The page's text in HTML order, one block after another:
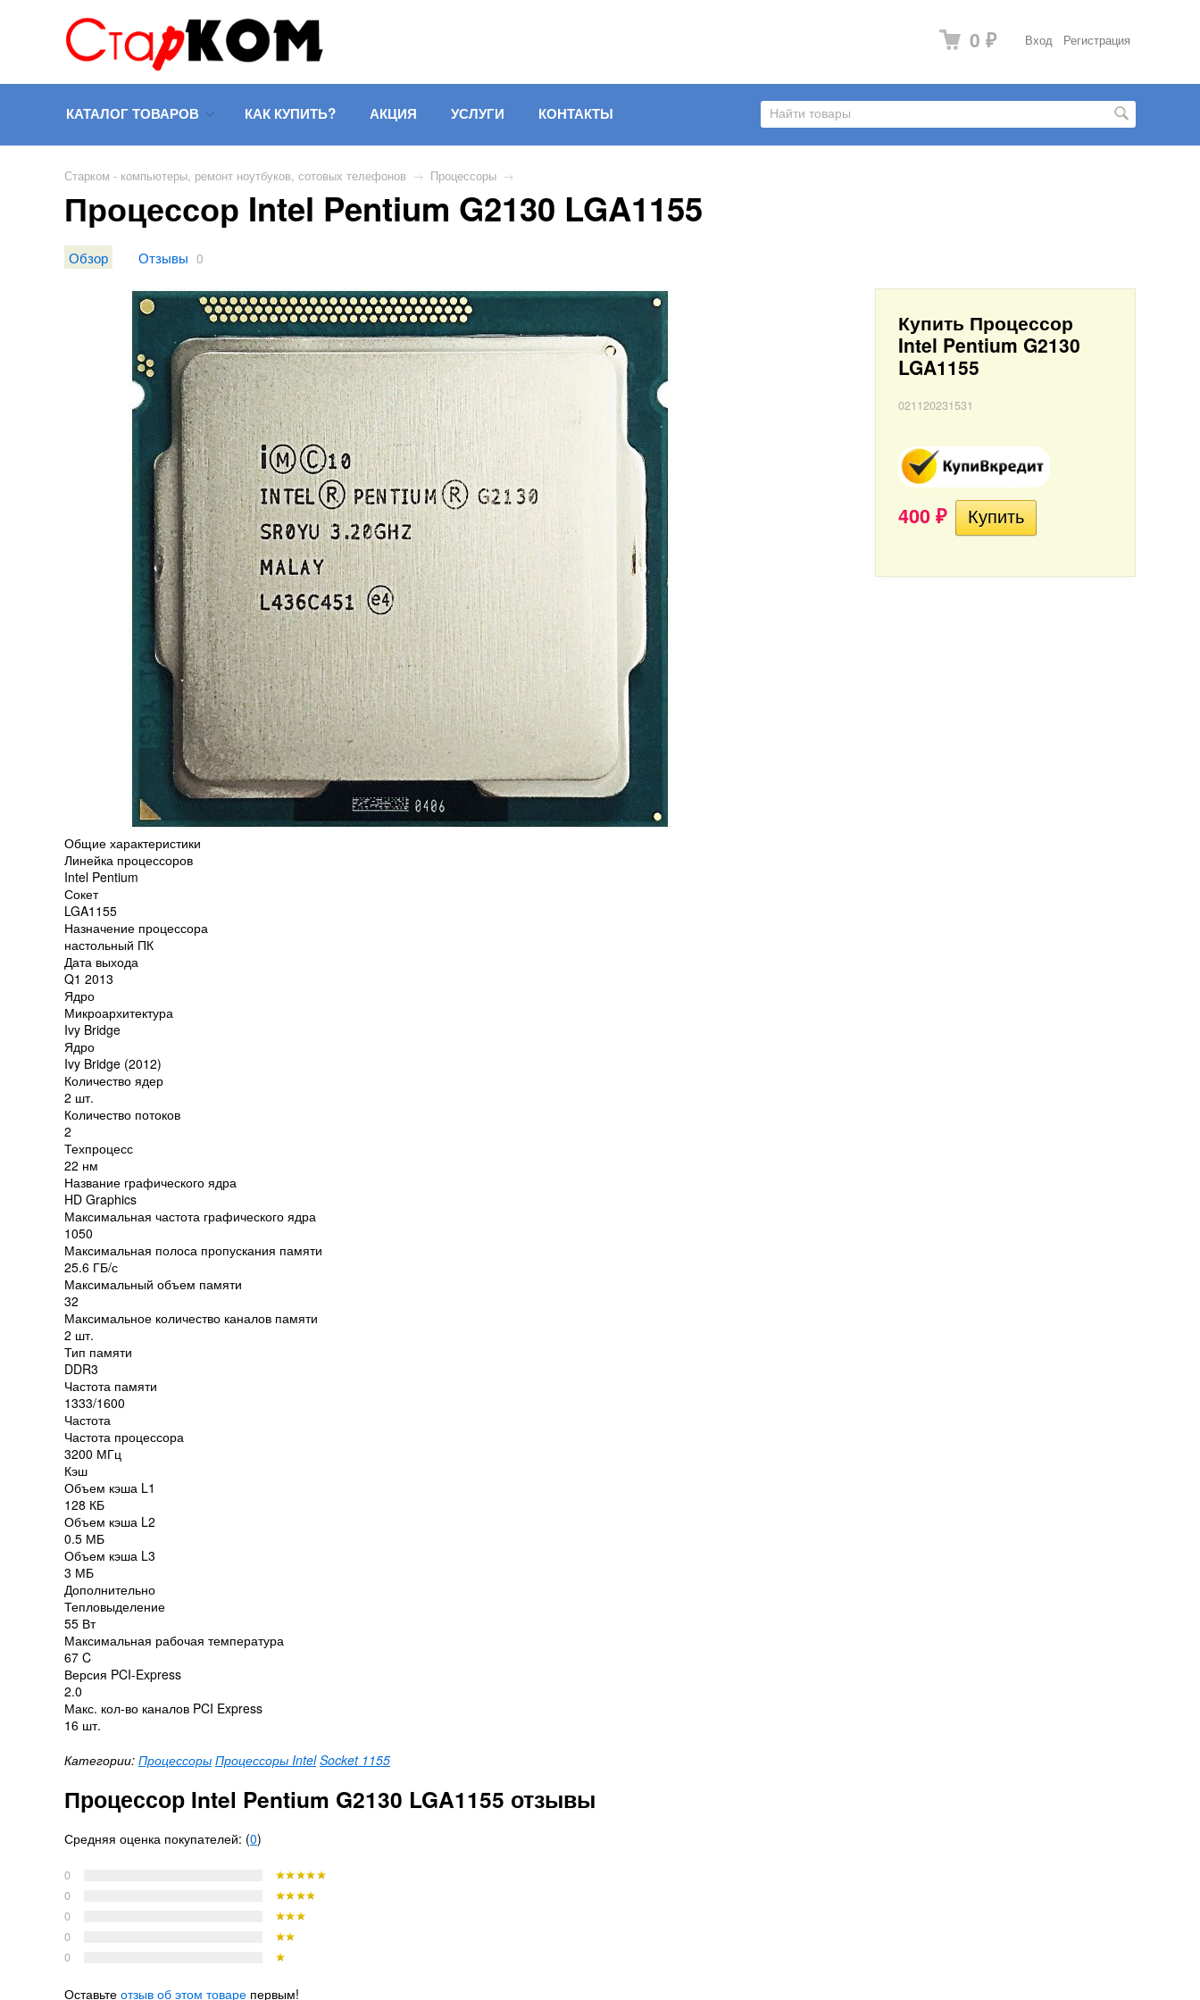
Вход Регистрация
0 ₽
КАТАЛОГ ТОВАРОВ КАК КУПИТЬ? АКЦИЯ УСЛУГИ КОНТАКТЫ
Старком - компьютеры, ремонт ноутбуков, сотовых телефонов → Процессоры →
Процессор Intel Pentium G2130 LGA1155
Обзор Отзывы 0
Купить Процессор
Intel Pentium G2130
LGA1155
021120231531
400 ₽
Общие характеристики
Линейка процессоров
Intel Pentium
Сокет
LGA1155
Назначение процессора
настольный ПК
Дата выхода
Q1 2013
Ядро
Микроархитектура
Ivy Bridge
Ядро
Ivy Bridge (2012)
Количество ядер
2 шт.
Количество потоков
2
Техпроцесс
22 нм
Название графического ядра
HD Graphics
Максимальная частота графического ядра
1050
Максимальная полоса пропускания памяти
25.6 ГБ/с
Максимальный объем памяти
32
Максимальное количество каналов памяти
2 шт.
Тип памяти
DDR3
Частота памяти
1333/1600
Частота
Частота процессора
3200 МГц
Кэш
Объем кэша L1
128 КБ
Объем кэша L2
0.5 МБ
Объем кэша L3
3 МБ
Дополнительно
Тепловыделение
55 Вт
Максимальная рабочая температура
67 C
Версия PCI-Express
2.0
Макс. кол-во каналов PCI Express
16 шт.
Категории: Процессоры Процессоры Intel Socket 1155
Процессор Intel Pentium G2130 LGA1155 отзывы
Средняя оценка покупателей: (0)
0
0
0
0
0
Оставьте отзыв об этом товаре первым!